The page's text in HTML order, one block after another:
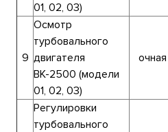
01, 02, 03)
9
Осмотр
турбовального
двигателя
ВК-2500 (модели
01, 02, 03)
очная
Регулировки
турбовального